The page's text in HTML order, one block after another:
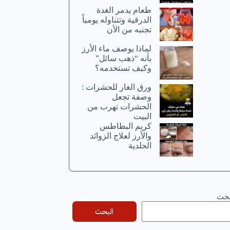
طعام يدمر الغدة
الدرقية وتتناوله يومياً
تجنبه من الأن
لماذا يوصف ماء الأرز
بأنه “ذهب سائل”
وكيف تستخدمه؟
ورق الغار للحشرات :
وصفة تجعل
الحشرات تهرب من
البيت
كريم البطاطس
والأرز لعلاج الزوائد
الجلدية
البحث